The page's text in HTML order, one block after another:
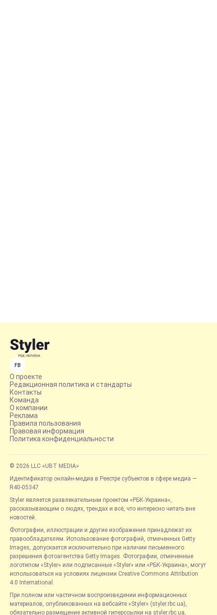
FB
О проекте
Редакционная политика и стандарты
Контакты
Команда
О компании
Реклама
Правила пользования
Правовая информация
Политика конфиденциальности
© 2026 LLC «UBT MEDIA»
Идентификатор онлайн-медиа в Реестре субъектов в сфере медиа —
R40-05347
Styler является развлекательным проектом «РБК-Украина»,
рассказывающим о людях, трендах и всё, что интересно читать вне
новостей.
Фотографии, иллюстрации и другие изображения принадлежат их
правообладателям. Использование фотографий, отмеченных Getty
Images, допускается исключительно при наличии письменного
разрешения фотоагентства Getty Images. Фотографии, отмеченные
логотипом «Styler» или подписанные «Styler» или «РБК-Украина», могут
использоваться на условиях лицензии Creative Commons Attribution
4.0 International.
При полном или частичном воспроизведении информационных
материалов, опубликованных на вебсайте «Styler» (styler.rbc.ua),
обязательно размещение активной гиперссылки на styler.rbc.ua,